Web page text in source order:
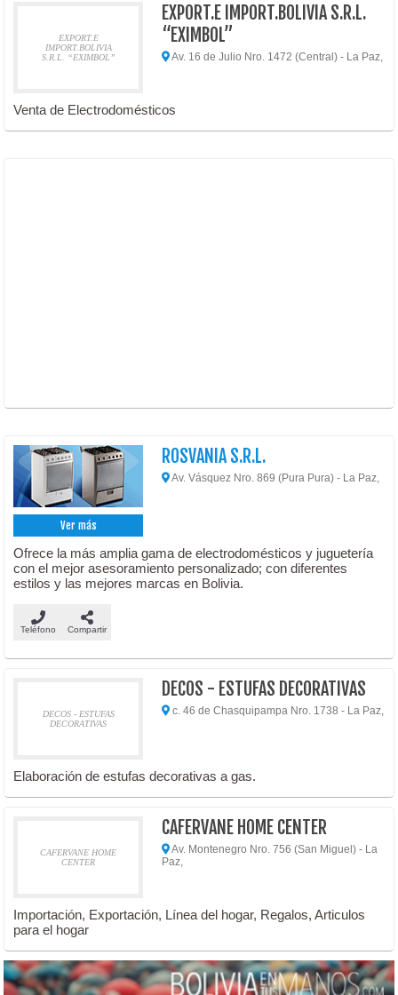
EXPORT.E
IMPORT.BOLIVIA
S.R.L. “EXIMBOL”
EXPORT.E IMPORT.BOLIVIA S.R.L.
“EXIMBOL”
Av. 16 de Julio Nro. 1472 (Central) - La Paz,
Venta de Electrodomésticos
Ver más
ROSVANIA S.R.L.
Av. Vásquez Nro. 869 (Pura Pura) - La Paz,
Ofrece la más amplia gama de electrodomésticos y juguetería
con el mejor asesoramiento personalizado; con diferentes
estilos y las mejores marcas en Bolivia.
Teléfono Compartir
DECOS - ESTUFAS
DECORATIVAS
DECOS - ESTUFAS DECORATIVAS
c. 46 de Chasquipampa Nro. 1738 - La Paz,
Elaboración de estufas decorativas a gas.
CAFERVANE HOME
CENTER
CAFERVANE HOME CENTER
Av. Montenegro Nro. 756 (San Miguel) - La
Paz,
Importación, Exportación, Línea del hogar, Regalos, Articulos
para el hogar